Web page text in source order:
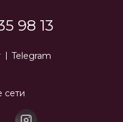
98 13
Telegram
сети